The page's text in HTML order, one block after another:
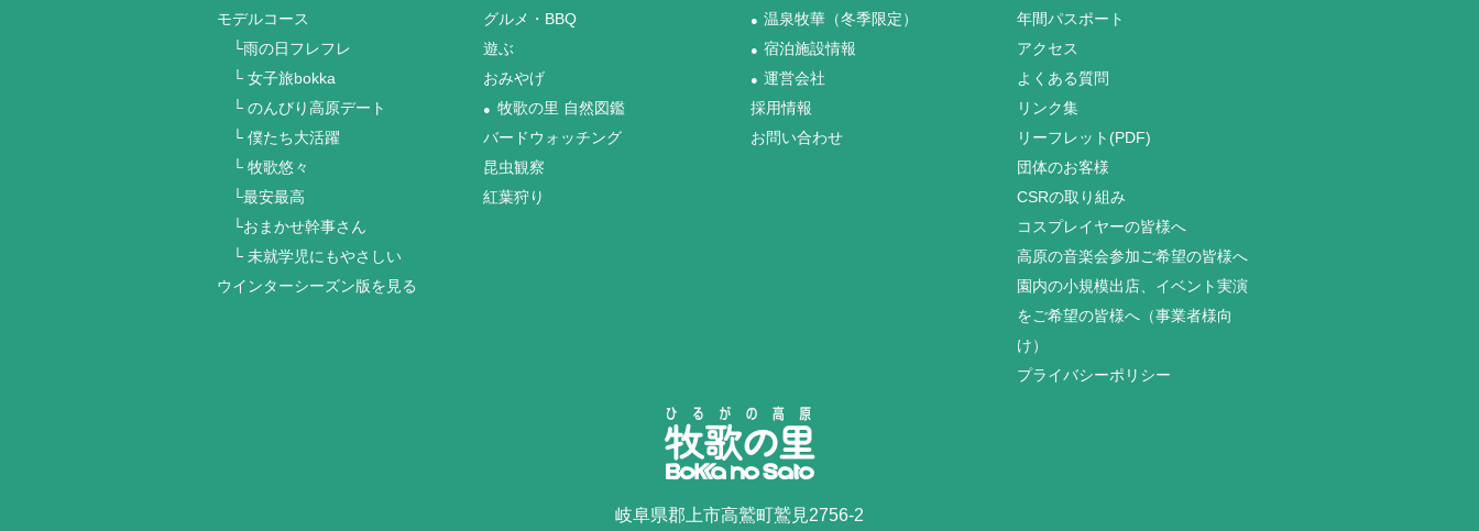
モデルコース
└雨の日フレフレ
└ 女子旅bokka
└ のんびり高原デート
└ 僕たち大活躍
└ 牧歌悠々
└最安最高
└おまかせ幹事さん
└ 未就学児にもやさしい
ウインターシーズン版を見る
グルメ・BBQ
遊ぶ
おみやげ
● 牧歌の里 自然図鑑
バードウォッチング
昆虫観察
紅葉狩り
● 温泉牧華（冬季限定）
● 宿泊施設情報
● 運営会社
採用情報
お問い合わせ
年間パスポート
アクセス
よくある質問
リンク集
リーフレット(PDF)
団体のお客様
CSRの取り組み
コスプレイヤーの皆様へ
高原の音楽会参加ご希望の皆様へ
園内の小規模出店、イベント実演
をご希望の皆様へ（事業者様向
け）
プライバシーポリシー
岐阜県郡上市高鷲町鷲見2756-2